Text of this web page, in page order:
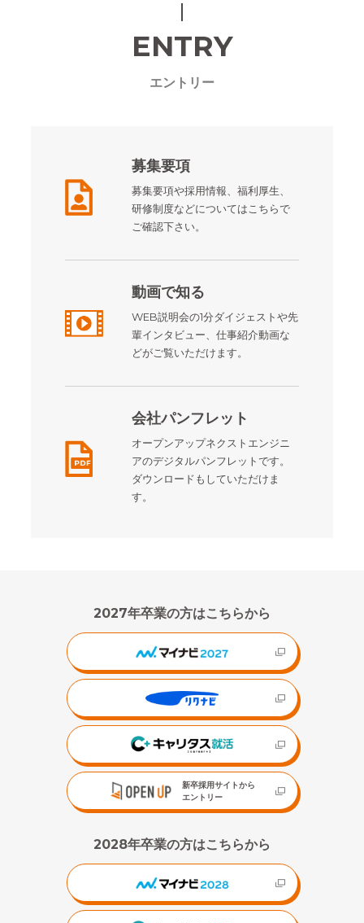
ENTRY
エントリー
募集要項
募集要項や採用情報、福利厚生、
研修制度などについてはこちらで
ご確認下さい。
動画で知る
WEB説明会の1分ダイジェストや先
輩インタビュー、仕事紹介動画な
どがご覧いただけます。
会社パンフレット
オープンアップネクストエンジニ
アのデジタルパンフレットです。
ダウンロードもしていただけま
す。
2027年卒業の方はこちらから
新卒採用サイトから
エントリー
2028年卒業の方はこちらから